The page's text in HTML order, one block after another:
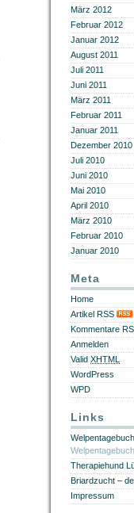
März 2012
Februar 2012
Januar 2012
August 2011
Juli 2011
Juni 2011
März 2011
Februar 2011
Januar 2011
Dezember 2010
Juli 2010
Juni 2010
Mai 2010
April 2010
März 2010
Februar 2010
Januar 2010
Meta
Home
Artikel RSS
Kommentare
Anmelden
Valid XHTML
WordPress
WPD
Links
Therapiehund
Briardzucht –
Impressum